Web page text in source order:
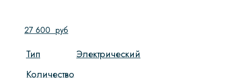
27 600 руб
Тип
Электрический
Количество